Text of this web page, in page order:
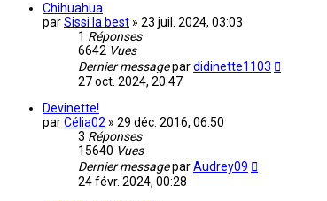
Chihuahua
parSissi la best » 23 juil. 2024, 03:03
1 Réponses
6642 Vues
Dernier messagepardidinette1103
27 oct. 2024, 20:47
Devinette!
parCélia02 » 29 déc. 2016, 06:50
3 Réponses
15640 Vues
Dernier messageparAudrey09
24 févr. 2024, 00:28